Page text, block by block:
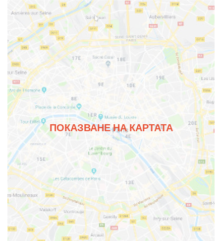
ПОКАЗВАНЕ НА КАРТАТА